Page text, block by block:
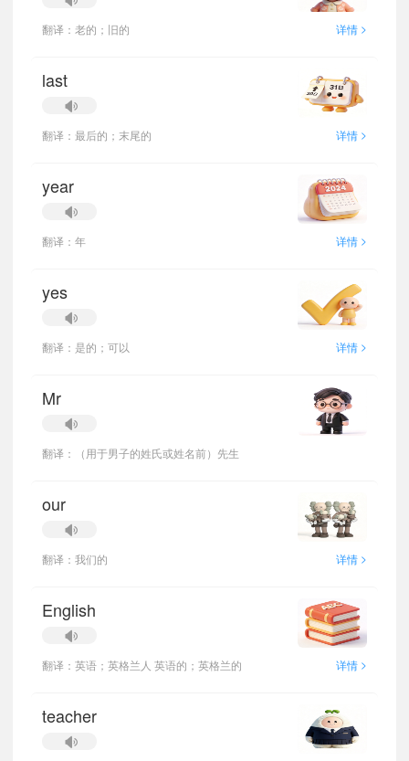
翻译：老的；旧的 详情 >
last
翻译：最后的；末尾的 详情 >
year
翻译：年 详情 >
yes
翻译：是的；可以 详情 >
Mr
翻译：（用于男子的姓氏或姓名前）先生
our
翻译：我们的 详情 >
English
翻译：英语；英格兰人 英语的；英格兰的 详情 >
teacher